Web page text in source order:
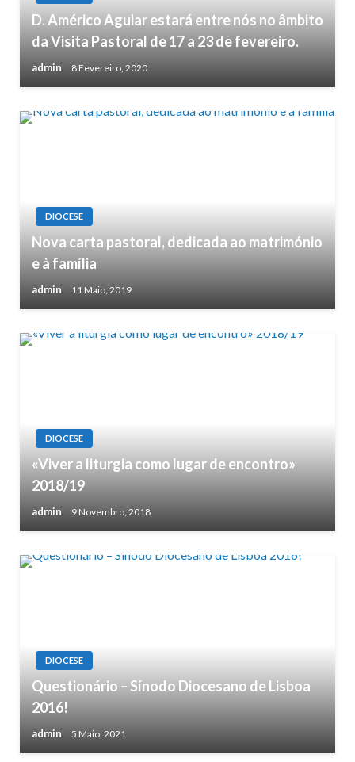
D. Américo Aguiar estará entre nós no âmbito
da Visita Pastoral de 17 a 23 de fevereiro.
admin 8 Fevereiro, 2020
DIOCESE
Nova carta pastoral, dedicada ao matrimónio
e à família
admin 11 Maio, 2019
DIOCESE
«Viver a liturgia como lugar de encontro»
2018/19
admin 9 Novembro, 2018
DIOCESE
Questionário – Sínodo Diocesano de Lisboa
2016!
admin 5 Maio, 2021